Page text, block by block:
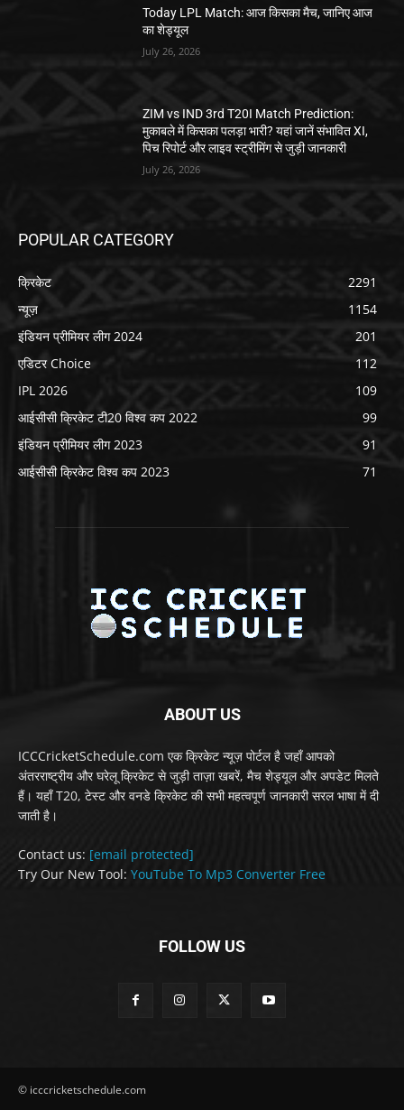
Today LPL Match: आज किसका मैच, जानिए आज
का शेड्यूल
July 26, 2026
ZIM vs IND 3rd T20I Match Prediction:
मुकाबले में किसका पलड़ा भारी? यहां जानें संभावित XI,
पिच रिपोर्ट और लाइव स्ट्रीमिंग से जुड़ी जानकारी
July 26, 2026
POPULAR CATEGORY
क्रिकेट
2291
न्यूज़
1154
इंडियन प्रीमियर लीग 2024
201
एडिटर Choice
112
IPL 2026
109
आईसीसी क्रिकेट टी20 विश्व कप 2022
99
इंडियन प्रीमियर लीग 2023
91
आईसीसी क्रिकेट विश्व कप 2023
71
ABOUT US
ICCCricketSchedule.com एक क्रिकेट न्यूज़ पोर्टल है जहाँ आपको
अंतरराष्ट्रीय और घरेलू क्रिकेट से जुड़ी ताज़ा खबरें, मैच शेड्यूल और अपडेट मिलते
हैं। यहाँ T20, टेस्ट और वनडे क्रिकेट की सभी महत्वपूर्ण जानकारी सरल भाषा में दी
जाती है।
Contact us: [email protected]
Try Our New Tool: YouTube To Mp3 Converter Free
FOLLOW US
© icccricketschedule.com